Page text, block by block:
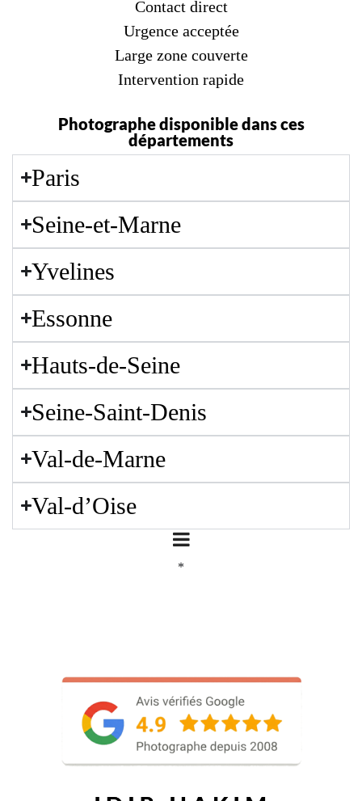
Contact direct
Urgence acceptée
Large zone couverte
Intervention rapide
Photographe disponible dans ces
départements
Paris
Seine-et-Marne
Yvelines
Essonne
Hauts-de-Seine
Seine-Saint-Denis
Val-de-Marne
Val-d’Oise
*